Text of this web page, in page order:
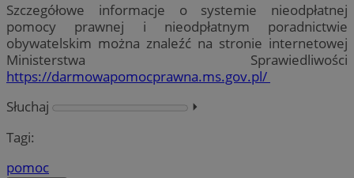
Szczegółowe informacje o systemie nieodpłatnej
pomocy prawnej i nieodpłatnym poradnictwie
obywatelskim można znaleźć na stronie internetowej
Ministerstwa Sprawiedliwości
https://darmowapomocprawna.ms.gov.pl/
Słuchaj
⏵︎
Tagi:
pomoc